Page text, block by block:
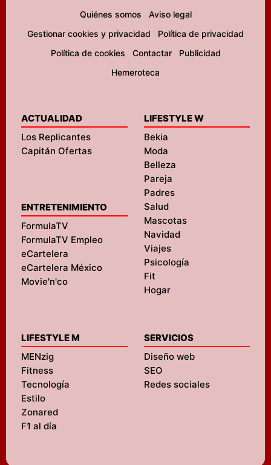
Quiénes somos
Aviso legal
Gestionar cookies y privacidad
Política de privacidad
Política de cookies
Contactar
Publicidad
Hemeroteca
ACTUALIDAD
Los Replicantes
Capitán Ofertas
ENTRETENIMIENTO
FormulaTV
FormulaTV Empleo
eCartelera
eCartelera México
Movie'n'co
LIFESTYLE W
Bekia
Moda
Belleza
Pareja
Padres
Salud
Mascotas
Navidad
Viajes
Psicología
Fit
Hogar
LIFESTYLE M
MENzig
Fitness
Tecnología
Estilo
Zonared
F1 al día
SERVICIOS
Diseño web
SEO
Redes sociales